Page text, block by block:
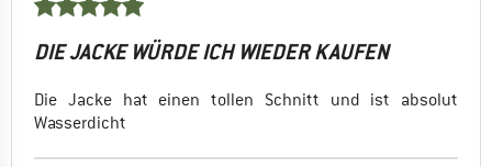
DIE JACKE WÜRDE ICH WIEDER KAUFEN
Die Jacke hat einen tollen Schnitt und ist absolut
Wasserdicht